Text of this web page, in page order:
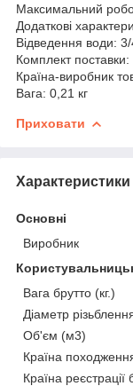
Максимальний
Додаткові
Відведення води:
Комплект
Країна-виробник
Вага: 0,21 кг
Приховати
Характеристики
Основні
Виробник
Вага брутто (кг.)
Діаметр
Об'єм (м3)
Країна
Країна реєстрації